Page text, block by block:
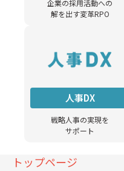
企業の採用活動への
解を出す変革RPO
人事DX
戦略人事の実現を
サポート
トップページ
480
離職者を中途採用で
トフィーや広告費が
平均年収600万円、
の場合、200名採用